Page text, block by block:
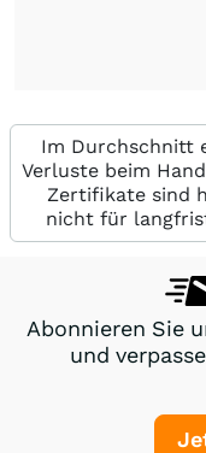
Im Durchschnitt
Verluste beim
Zertifikate sind
nicht für
Abonnieren Sie
und